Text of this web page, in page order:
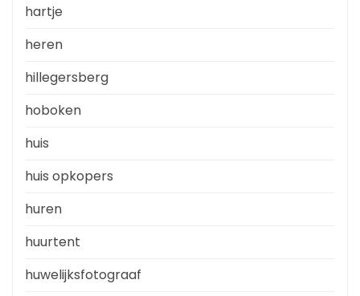
hartje
heren
hillegersberg
hoboken
huis
huis opkopers
huren
huurtent
huwelijksfotograaf